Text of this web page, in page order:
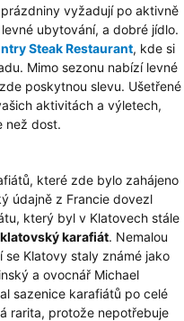
vyžadují po aktivně
ubytování, a dobré jídlo.
Steak Restaurant, kde si
Mimo sezonu nabízí levné
poskytnou slevu. Ušetřené
aktivitách a výletech,
než dost.
které zde bylo zahájeno
údajně z Francie dovezl
který byl v Klatovech stále
klatovský karafiát. Nemalou
se Klatovy staly známé jako
a ovocnář Michael
sazenice karafiátů po celé
rarita, protože nepotřebuje